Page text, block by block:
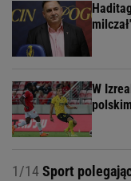
W
1/14Sport